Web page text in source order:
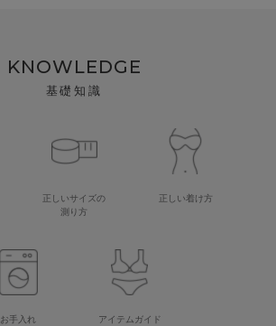
KNOWLEDGE
基礎知識
正しいサイズの
測り方
正しい着け方
お手入れ
アイテムガイド